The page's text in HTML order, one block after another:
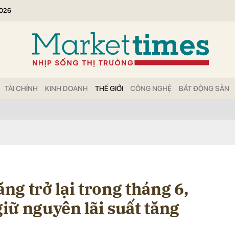
TÀI CHÍNH KINH DOANH THẾ GIỚI CÔNG NGHỆ BẤT ĐỘNG SẢN
trở lại trong tháng 6,
nguyên lãi suất tăng
bình luận